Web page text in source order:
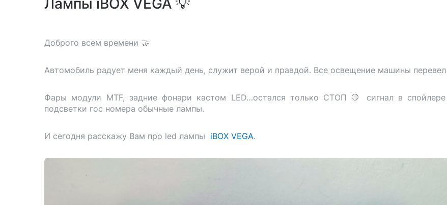
Лампы iBOX VEGA 💡
Доброго всем времени 🤝
Автомобиль радует меня каждый день, служит верой и правдой. Все освещение машины перевел
Фары модули MTF, задние фонари кастом LED…остался только СТОП 🛑 сигнал в
подсветки гос номера обычные лампы.
И сегодня расскажу Вам про led лампы iBOX VEGA.